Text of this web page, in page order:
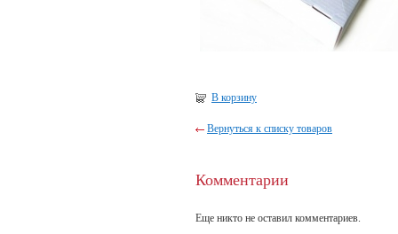
В корзину
Вернуться к списку товаров
Комментарии
Еще никто не оставил комментариев.